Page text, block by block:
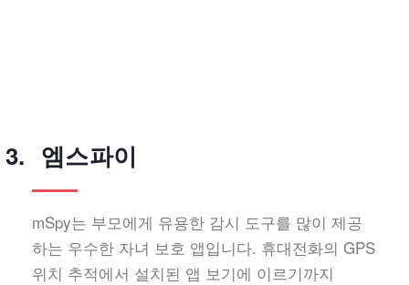
엠스파이
mSpy는 부모에게 유용한 감시 도구를 많이 제공
하는 우수한 자녀 보호 앱입니다. 휴대전화의 GPS
위치 추적에서 설치된 앱 보기에 이르기까지